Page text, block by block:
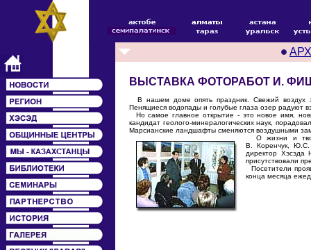
ВЫСТАВКА ФОТОРАБОТ И.
В нашем доме опять праздник. Свежий воздух
Пенящиеся водопады и голубые глаза озер радуют
Но самое главное открытие - это новое имя,
кандидат геолого-минералогических наук,
Марсианские ландшафты сменяются воздушными
О жизни и
В. Коренчук,
директор
присутствовали
Посетители
конца месяца